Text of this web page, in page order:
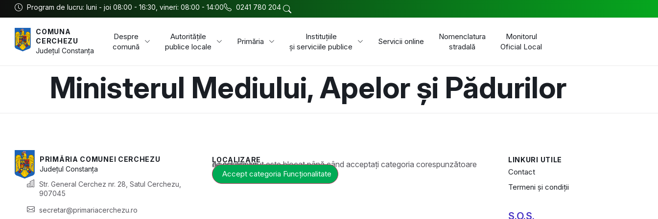
Program de lucru: luni - joi 08:00 - 16:30, vineri: 08:00 - 14:00 0241 780 204
COMUNA
CERCHEZU
JudețulConstanța
Despre
comună
Autoritățile
publice locale
Primăria
Instituțiile
și serviciile publice
Servicii online
Nomenclatura
stradală
Monitorul
Oficial Local
Ministerul Mediului, Apelor și Pădurilor
PRIMĂRIA COMUNEI CERCHEZU
JudețulConstanța
Str. General Cerchez nr. 28, Satul Cerchezu,
907045
secretar@primariacerchezu.ro
LOCALIZARE
Acest conținut este blocat până când acceptați categoria corespunzătoare de cookie-uri.
Accept categoria Funcționalitate
LINKURI UTILE
Contact
Termeni și condiții
S.O.S.